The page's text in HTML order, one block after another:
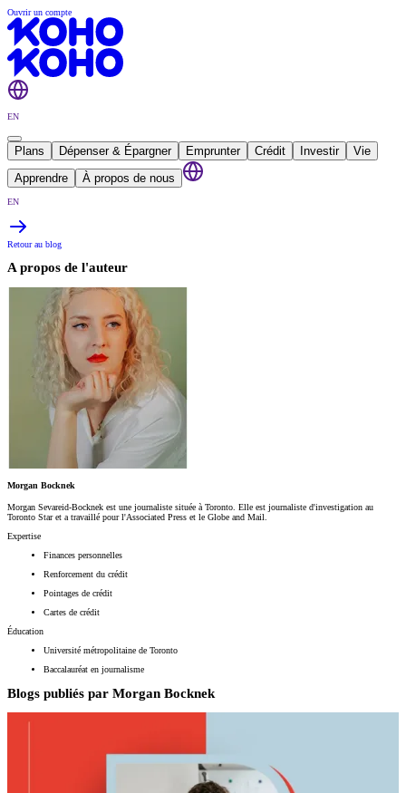
Ouvrir un compte
EN
Plans Dépenser & Épargner Emprunter Crédit Investir
Vie
Apprendre
À propos de nous
EN
Retour au blog
A propos de l'auteur
Morgan Bocknek
Morgan Sevareid-Bocknek est une journaliste située à Toronto. Elle est journaliste d'investigation au
Toronto Star et a travaillé pour l'Associated Press et le Globe and Mail.
Expertise
Finances personnelles
Renforcement du crédit
Pointages de crédit
Cartes de crédit
Éducation
Université métropolitaine de Toronto
Baccalauréat en journalisme
Blogs publiés par Morgan Bocknek